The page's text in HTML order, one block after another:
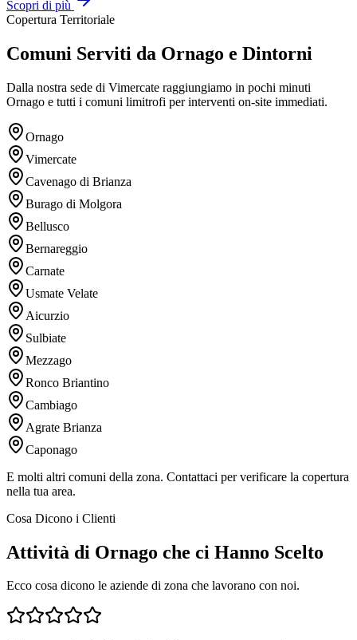
Scopri di più
Copertura Territoriale
Comuni Serviti da Ornago e Dintorni
Dalla nostra sede di Vimercate raggiungiamo in pochi minuti
Ornago e tutti i comuni limitrofi per interventi on-site immediati.
Ornago
Vimercate
Cavenago di Brianza
Burago di Molgora
Bellusco
Bernareggio
Carnate
Usmate Velate
Aicurzio
Sulbiate
Mezzago
Ronco Briantino
Cambiago
Agrate Brianza
Caponago
E molti altri comuni della zona. Contattaci per verificare la copertura
nella tua area.
Cosa Dicono i Clienti
Attività di Ornago che ci Hanno Scelto
Ecco cosa dicono le aziende di zona che lavorano con noi.